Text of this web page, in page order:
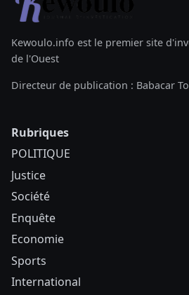
Kewoulo.info est le premier site
de l'Ouest
Directeur de publication : Babacar
Rubriques
POLITIQUE
Justice
Société
Enquête
Economie
Sports
International